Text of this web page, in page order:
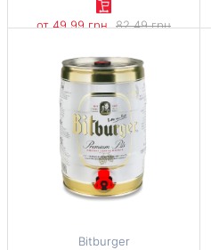
от 49,99 грн 82,49 грн
99,98 грн / 1 л
Bitburger